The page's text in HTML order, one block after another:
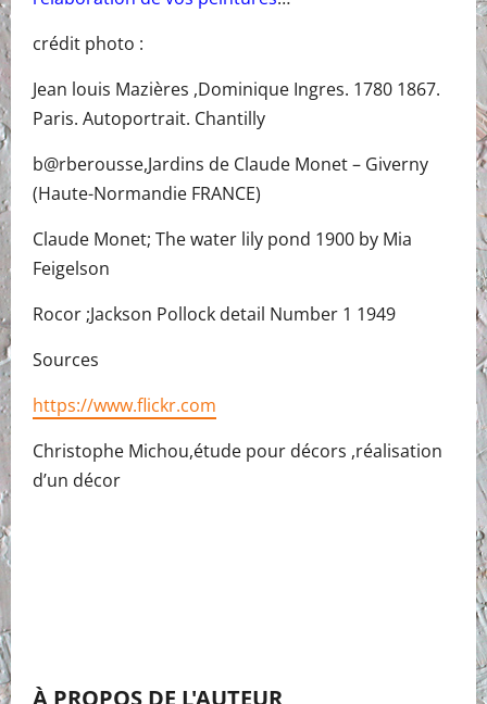
crédit photo :
Jean louis Mazières ,Dominique Ingres. 1780 1867.
Paris. Autoportrait. Chantilly
b@rberousse,Jardins de Claude Monet – Giverny
(Haute-Normandie FRANCE)
Claude Monet; The water lily pond 1900 by Mia
Feigelson
Rocor ;Jackson Pollock detail Number 1 1949
Sources
https://www.flickr.com
Christophe Michou,étude pour décors ,réalisation
d’un décor